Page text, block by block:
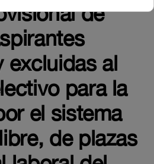
de
excluidas al
para la
el sistema
de plazas